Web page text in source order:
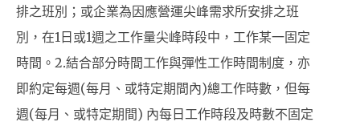
排之班別；或企業為因應營運尖峰需求所安排之班
別，在1日或1週之工作量尖峰時段中，工作某一固定
時間。2.結合部分時間工作與彈性工作時間制度，亦
即約定每週(每月、或特定期間內)總工作時數，但每
週(每月、或特定期間) 內每日工作時段及時數不固定